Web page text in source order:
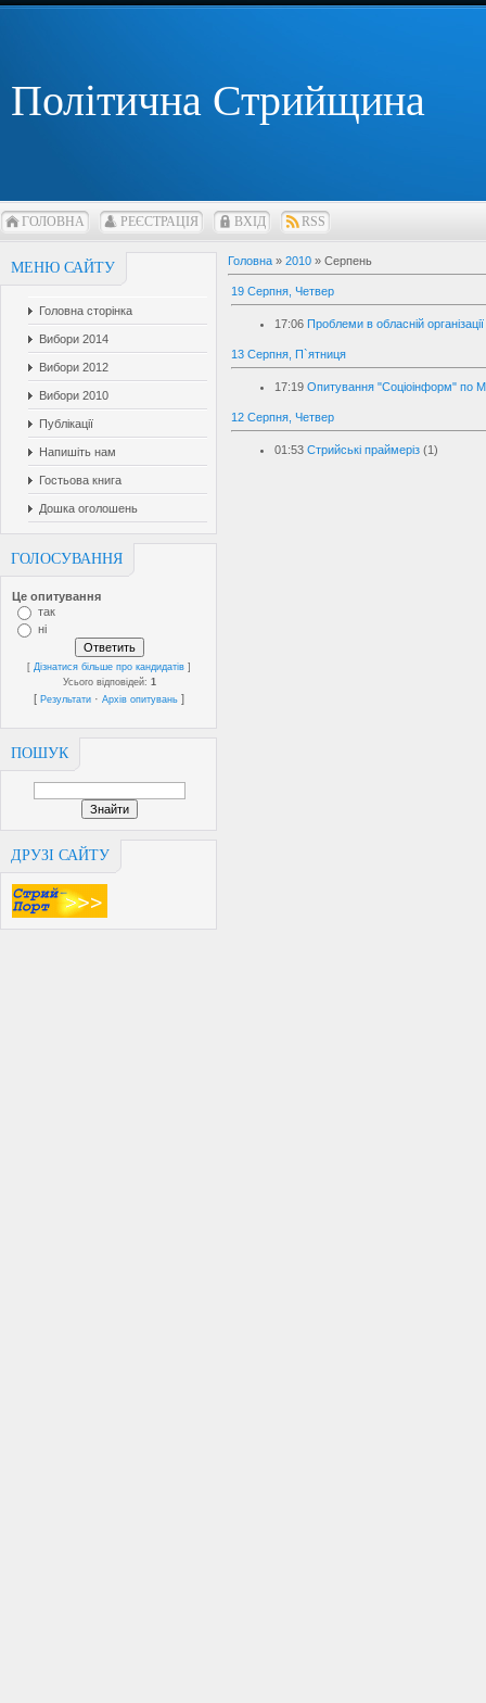
Політична Стрийщина
ГОЛОВНА РЕЄСТРАЦІЯ ВХІД RSS
МЕНЮ САЙТУ
Головна сторінка
Вибори 2014
Вибори 2012
Вибори 2010
Публікації
Напишіть нам
Гостьова книга
Дошка оголошень
ГОЛОСУВАННЯ
Це опитування
так
ні
[Дізнатися більше про кандидатів ]
Усього відповідей: 1
[Результати ·Архів опитувань ]
ПОШУК
ДРУЗІ САЙТУ
Головна » 2010 » Серпень
19 Серпня, Четвер
17:06 Проблеми в обласній
13 Серпня, П`ятниця
17:19 Опитування "Соціоінформ" по
12 Серпня, Четвер
01:53 Стрийські праймеріз (1)